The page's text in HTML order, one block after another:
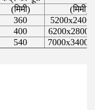
(मिमी)
(मिमी)
360
400
540